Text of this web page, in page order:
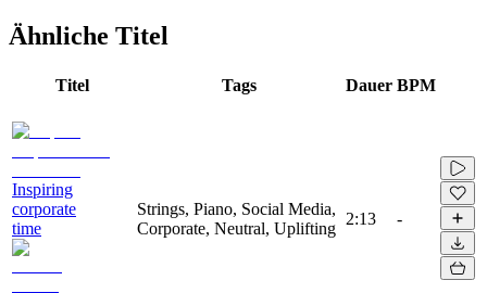
Ähnliche Titel
Titel Tags Dauer BPM
Inspiring
corporate
time
Strings, Piano, Social Media,
Corporate, Neutral, Uplifting
2:13 -